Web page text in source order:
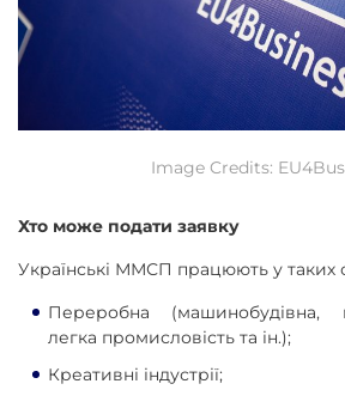
Image Credits:
Хто може подати заявку
Українські ММСП працюють у таких
Переробна (машинобудівна,
легка промисловість та ін.);
Креативні індустрії;